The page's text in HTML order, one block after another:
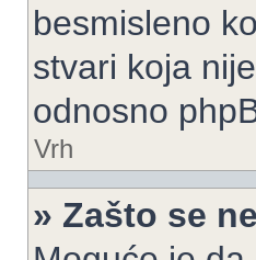
besmisleno
stvari koja
odnosno
Vrh
» Zašto se